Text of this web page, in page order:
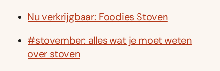
Nu verkrijgbaar: Foodies Stoven
#stovember: alles wat je moet weten
over stoven